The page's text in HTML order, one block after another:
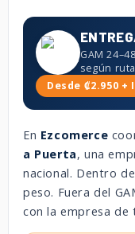
GAM
según
Desde ₡2.950 +
En Ezcomerce
a Puerta, una
nacional. Dentro
peso. Fuera del
con la empresa